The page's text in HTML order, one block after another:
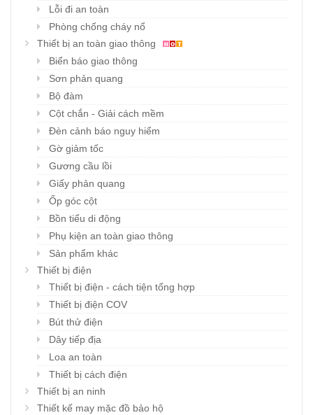
Lỗi đi an toàn
Phòng chống cháy nổ
Thiết bị an toàn giao thông
Biển báo giao thông
Sơn phản quang
Bộ đàm
Cột chắn - Giải cách mềm
Đèn cảnh báo nguy hiểm
Gờ giảm tốc
Gương cầu lồi
Giấy phản quang
Ốp góc cột
Bồn tiểu di động
Phụ kiện an toàn giao thông
Sản phẩm khác
Thiết bị điện
Thiết bị điện - cách tiện tổng hợp
Thiết bị điện COV
Bút thử điện
Dây tiếp địa
Loa an toàn
Thiết bị cách điện
Thiết bị an ninh
Thiết kế may mặc đồ bảo hộ